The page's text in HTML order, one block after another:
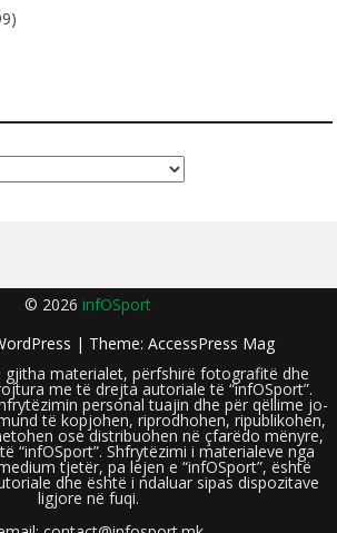
© 2026 infOSport
| Theme: AccessPress Mag
gjitha materialet, përfshirë fotografitë dhe
me të drejta autoriale të “infOSport”.
personal tuajin dhe për qëllime jo-
të kopjohen, riprodhohen, ripublikohen,
ose distribuohen në çfarëdo mënyre,
“infOSport”. Shfrytëzimi i materialeve nga
tjetër, pa lejen e “infOSport”, është
dhe është i ndaluar sipas dispozitave
ligjore në fuqi.